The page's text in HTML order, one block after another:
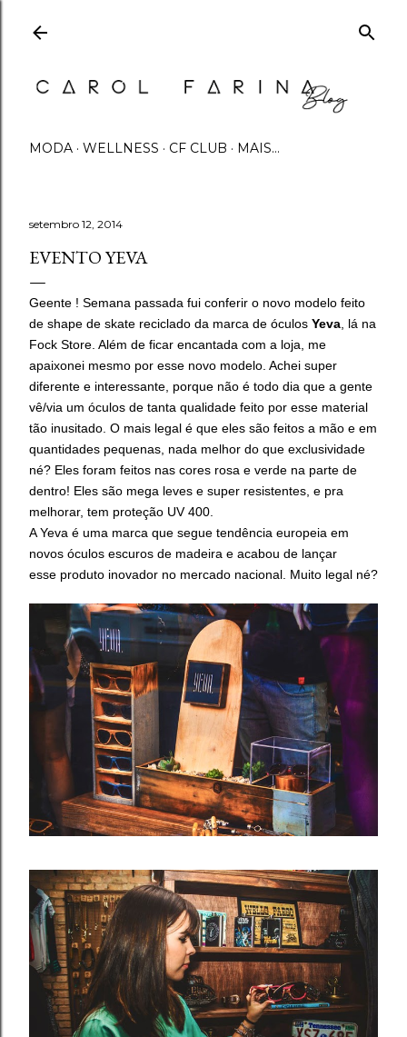
MODA WELLNESS CF CLUB MAIS…
setembro 12, 2014
EVENTO YEVA
Geente ! Semana passada fui conferir o novo modelo feito
de shape de skate reciclado da marca de óculos Yeva , lá na
Fock Store. Além de ficar encantada com a loja, me
apaixonei mesmo por esse novo modelo. Achei super
diferente e interessante, porque não é todo dia que a gente
vê/via um óculos de tanta qualidade feito por esse material
tão inusitado. O mais legal é que eles são feitos a mão e em
quantidades pequenas, nada melhor do que exclusividade
né? Eles foram feitos nas cores rosa e verde na parte de
dentro! Eles são mega leves e super resistentes, e pra
melhorar, tem proteção UV 400.
A Yeva é uma marca que segue tendência europeia em
novos óculos escuros de madeira e acabou de lançar
esse produto inovador no mercado nacional. Muito legal né?